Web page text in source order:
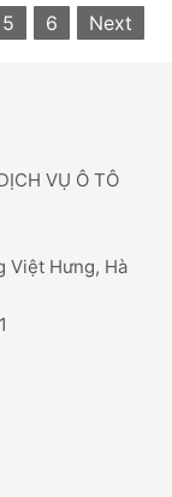
5 6 Next
VỤ Ô TÔ
Việt Hưng, Hà